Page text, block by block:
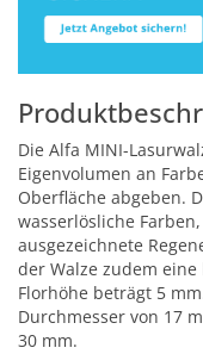
Die Alfa MINI-
Eigenvolumen an
Oberfläche abgeben.
wasserlösliche
ausgezeichnete
der Walze zudem
Florhöhe beträgt 5
Durchmesser von 17
30 mm.